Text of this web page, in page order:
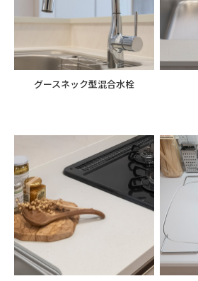
グースネック型混合水栓